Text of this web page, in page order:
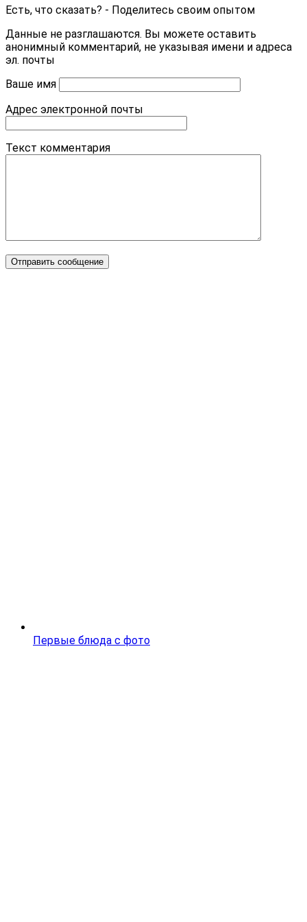
Есть, что сказать? - Поделитесь своим опытом
Данные не разглашаются. Вы можете оставить
анонимный комментарий, не указывая имени и адреса
эл. почты
Ваше имя
Адрес электронной почты
Текст комментария
Первые блюда с фото